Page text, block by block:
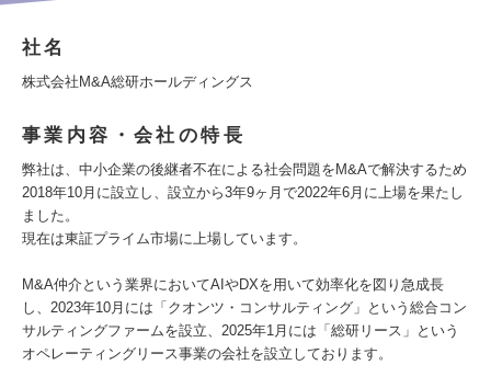
社名
株式会社M&A総研ホールディングス
事業内容・会社の特長
弊社は、中小企業の後継者不在による社会問題をM&Aで解決するため
2018年10月に設立し、設立から3年9ヶ月で2022年6月に上場を果たし
ました。
現在は東証プライム市場に上場しています。
M&A仲介という業界においてAIやDXを用いて効率化を図り急成長
し、2023年10月には「クオンツ・コンサルティング」という総合コン
サルティングファームを設立、2025年1月には「総研リース」という
オペレーティングリース事業の会社を設立しております。